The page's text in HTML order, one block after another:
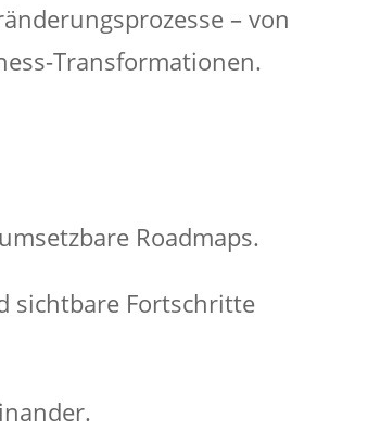
– von
Transformationen.
Roadmaps.
sichtbare Fortschritte